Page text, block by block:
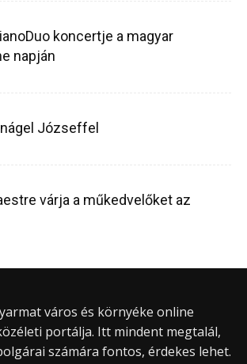
koncertje a magyar
napján
Józseffel
várja a műkedvelőket az
város és környéke online
portálja. Itt mindent megtalál,
számára fontos, érdekes lehet.